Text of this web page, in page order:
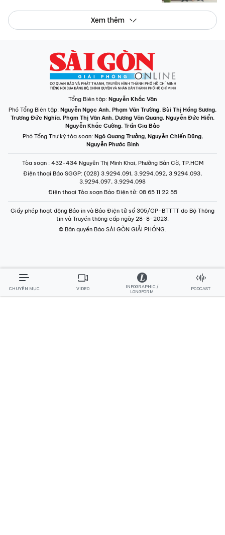
Xem thêm
Tổng Biên tập: Nguyễn Khắc Văn
Phó Tổng Biên tập: Nguyễn Ngọc Anh, Phạm Văn Trường, Bùi Thị Hồng Sương,
Trương Đức Nghĩa, Phạm Thị Vân Anh, Dương Văn Quang, Nguyễn Đức Hiển,
Nguyễn Khắc Cường, Trần Gia Bảo
Phó Tổng Thư ký tòa soạn: Ngô Quang Trưởng, Nguyễn Chiến Dũng,
Nguyễn Phước Bình
Tòa soạn : 432-434 Nguyễn Thị Minh Khai, Phường Bàn Cờ, TP.HCM
Điện thoại Báo SGGP: (028) 3.9294.091, 3.9294.092, 3.9294.093,
3.9294.097, 3.9294.098
Điện thoại Tòa soạn Báo Điện tử: 08 65 11 22 55
Giấy phép hoạt động Báo in và Báo Điện tử số 305/GP-BTTTT do Bộ Thông
tin và Truyền thông cấp ngày 28-8-2023.
© Bản quyền Báo SÀI GÒN GIẢI PHÓNG.
CHUYÊN MỤC VIDEO
INFOGRAPHIC /
LONGFORM
PODCAST